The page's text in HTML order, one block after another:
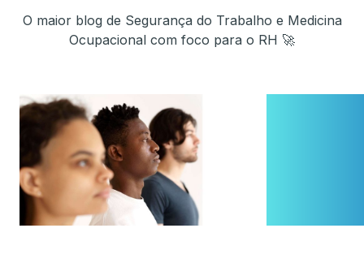
O maior blog de Segurança do Trabalho e Medicina
Ocupacional com foco para o RH 🚀